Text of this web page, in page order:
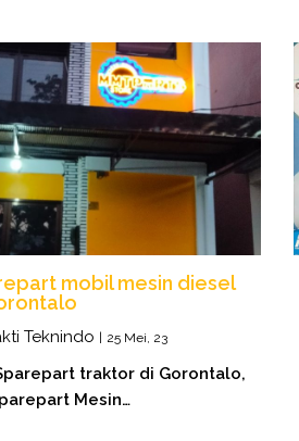
mobil mesin diesel
Teknindo 25 Mei, 23
traktor di Gorontalo,
Mesin…